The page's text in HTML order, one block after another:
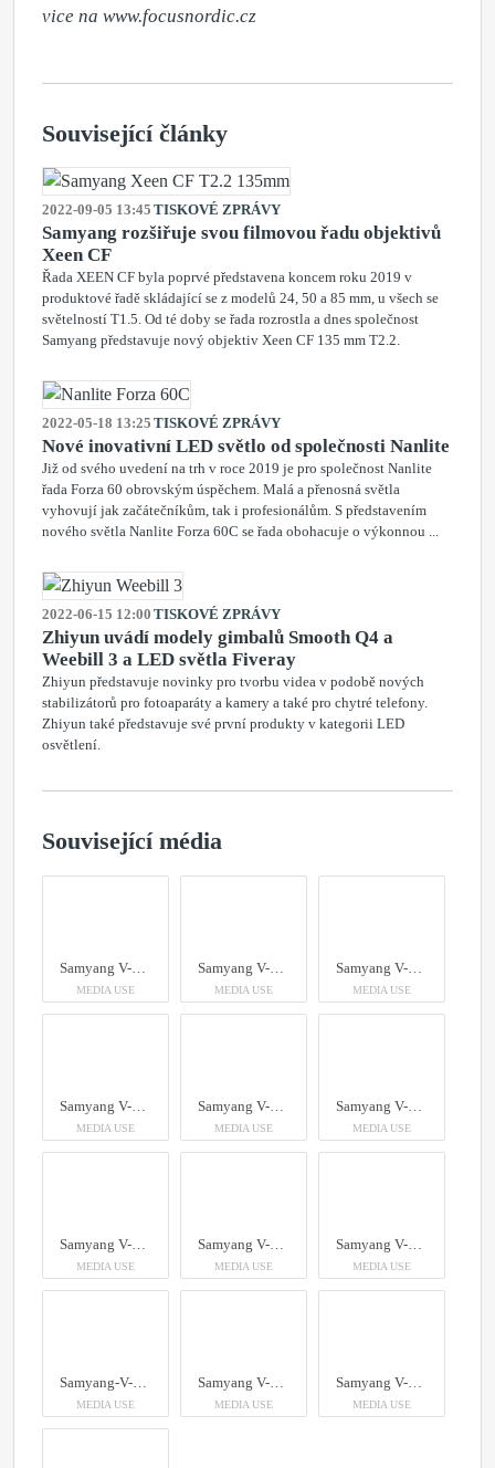
vice na www.focusnordic.cz
Související články
2022-09-05 13:45 TISKOVÉ ZPRÁVY
Samyang rozšiřuje svou filmovou řadu objektivů
Xeen CF
Řada XEEN CF byla poprvé představena koncem roku 2019 v
produktové řadě skládající se z modelů 24, 50 a 85 mm, u všech se
světelností T1.5. Od té doby se řada rozrostla a dnes společnost
Samyang představuje nový objektiv Xeen CF 135 mm T2.2.
2022-05-18 13:25 TISKOVÉ ZPRÁVY
Nové inovativní LED světlo od společnosti Nanlite
Již od svého uvedení na trh v roce 2019 je pro společnost Nanlite
řada Forza 60 obrovským úspěchem. Malá a přenosná světla
vyhovují jak začátečníkům, tak i profesionálům. S představením
nového světla Nanlite Forza 60C se řada obohacuje o výkonnou ...
2022-06-15 12:00 TISKOVÉ ZPRÁVY
Zhiyun uvádí modely gimbalů Smooth Q4 a
Weebill 3 a LED světla Fiveray
Zhiyun představuje novinky pro tvorbu videa v podobě nových
stabilizátorů pro fotoaparáty a kamery a také pro chytré telefony.
Zhiyun také představuje své první produkty v kategorii LED
osvětlení.
Související média
Samyang V-AF 75mm
MEDIA USE
Samyang V-AF 75mm
MEDIA USE
Samyang V-AF 75mm
MEDIA USE
Samyang V-AF cine serie
MEDIA USE
Samyang V-AF cine serie
MEDIA USE
Samyang V-AF cine serie
MEDIA USE
Samyang V-AF cine serie
MEDIA USE
Samyang V-AF cine serie
MEDIA USE
Samyang V-AF cine serie
MEDIA USE
Samyang-V-AF cine serie
MEDIA USE
Samyang V-AF 75mm
MEDIA USE
Samyang V-AF 75mm
MEDIA USE